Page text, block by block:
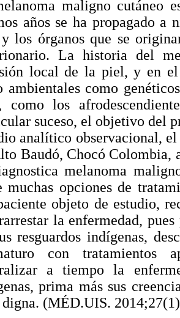
maligno cutáneo
años se ha propagado a
los órganos que se
La historia del
local de la piel, y en
ambientales como
como los
suceso, el objetivo del
analítico observacional,
Baudó, Chocó Colombia,
melanoma
muchas opciones de
objeto de estudio,
la enfermedad,
resguardos indígenas,
con tratamientos
a tiempo la
prima más sus
(MÉD.UIS.